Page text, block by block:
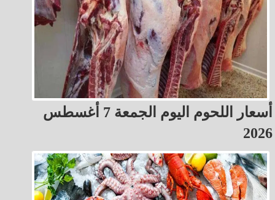
أسعار اللحوم اليوم الجمعة 7 أغسطس
2026